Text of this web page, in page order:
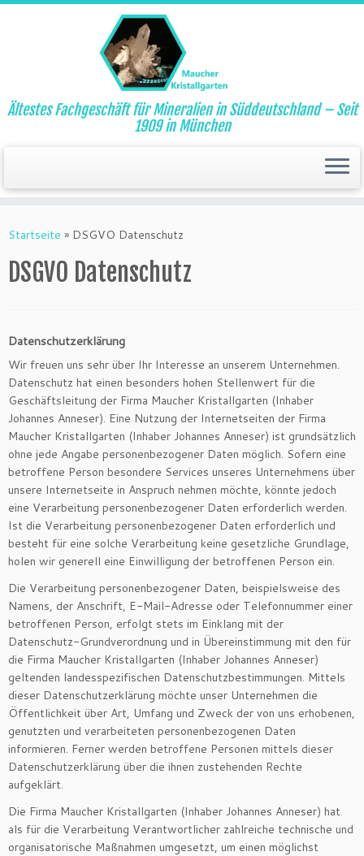
Ältestes Fachgeschäft für Mineralien in Süddeutschland – Seit
1909 in München
Startseite » DSGVO Datenschutz
DSGVO Datenschutz
Datenschutzerklärung
Wir freuen uns sehr über Ihr Interesse an unserem Unternehmen.
Datenschutz hat einen besonders hohen Stellenwert für die
Geschäftsleitung der Firma Maucher Kristallgarten (Inhaber
Johannes Anneser). Eine Nutzung der Internetseiten der Firma
Maucher Kristallgarten (Inhaber Johannes Anneser) ist grundsätzlich
ohne jede Angabe personenbezogener Daten möglich. Sofern eine
betroffene Person besondere Services unseres Unternehmens über
unsere Internetseite in Anspruch nehmen möchte, könnte jedoch
eine Verarbeitung personenbezogener Daten erforderlich werden.
Ist die Verarbeitung personenbezogener Daten erforderlich und
besteht für eine solche Verarbeitung keine gesetzliche Grundlage,
holen wir generell eine Einwilligung der betroffenen Person ein.
Die Verarbeitung personenbezogener Daten, beispielsweise des
Namens, der Anschrift, E-Mail-Adresse oder Telefonnummer einer
betroffenen Person, erfolgt stets im Einklang mit der
Datenschutz-Grundverordnung und in Übereinstimmung mit den für
die Firma Maucher Kristallgarten (Inhaber Johannes Anneser)
geltenden landesspezifischen Datenschutzbestimmungen. Mittels
dieser Datenschutzerklärung möchte unser Unternehmen die
Öffentlichkeit über Art, Umfang und Zweck der von uns erhobenen,
genutzten und verarbeiteten personenbezogenen Daten
informieren. Ferner werden betroffene Personen mittels dieser
Datenschutzerklärung über die ihnen zustehenden Rechte
aufgeklärt.
Die Firma Maucher Kristallgarten (Inhaber Johannes Anneser) hat
als für die Verarbeitung Verantwortlicher zahlreiche technische und
organisatorische Maßnahmen umgesetzt, um einen möglichst